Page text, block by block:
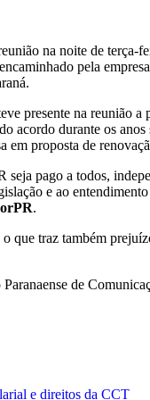
na noite de
pela
presente na reunião a
acordo durante os
proposta de
seja pago a todos,
e ao
.
que traz também
de
e direitos da CCT